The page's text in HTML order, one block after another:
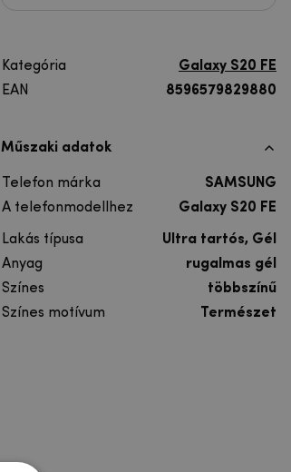
Kategória
Galaxy S20 FE
EAN
8596579829880
Műszaki adatok
Telefon márka
SAMSUNG
A telefonmodellhez
Galaxy S20 FE
Lakás típusa
Ultra tartós, Gél
Anyag
rugalmas gél
Színes
többszínű
Színes motívum
Természet